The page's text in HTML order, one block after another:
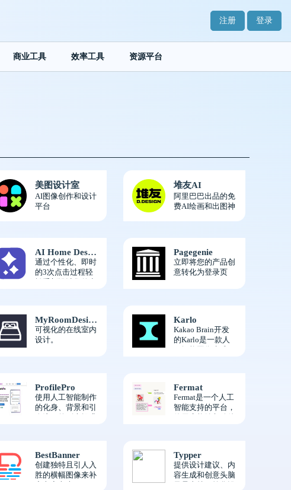
注册 登录
商业工具 效率工具 资源平台
美图设计室
AI图像创作和设计
平台
堆友AI
阿里巴巴出品的免
费AI绘画和出图神
AI Home Design
通过个性化、即时
的3次点击过程轻
Pagegenie
立即将您的产品创
意转化为登录页
MyRoomDesigner
可视化的在线室内
设计。
Karlo
Kakao Brain开发
的Karlo是一款人
印象深刻的图像。
ProfilePro
使用人工智能制作
的化身、背景和引
Fermat
Fermat是一个人工
智能支持的平台，
实。
BestBanner
创建独特且引人入
胜的横幅图像来补
Typper
提供设计建议、内
容生成和创意头脑